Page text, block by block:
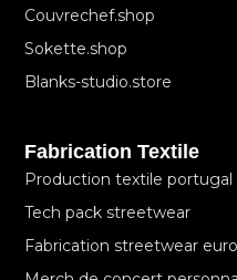
Couvrechef.shop
Sokette.shop
Blanks-studio.store
Fabrication Textile
Production textile portugal
Tech pack streetwear
Fabrication streetwear